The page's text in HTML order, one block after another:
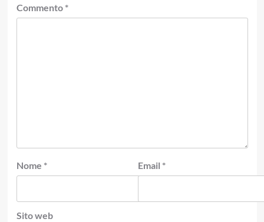
Commento *
Nome * Email *
Sito web